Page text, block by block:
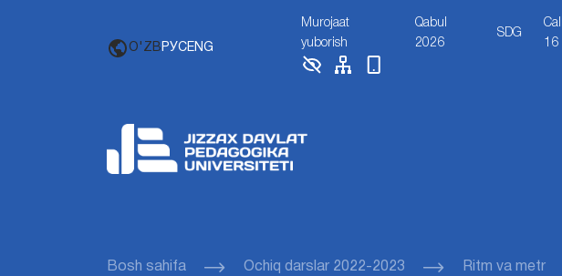
O'ZB РУСENG
Murojaat
yuborish
Qabul
2026
SDG
16
Bosh sahifa Ochiq darslar 2022-2023 Ritm va metr